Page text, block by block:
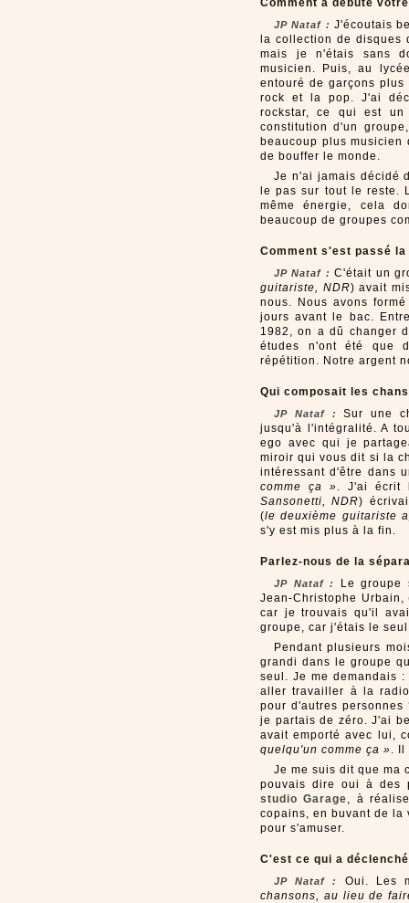
Comment a débuté
JP Nataf : J'écoutais
la collection de disques
mais je n'étais sans
musicien. Puis, au
entouré de garçons
rock et la pop. J'ai
rockstar, ce qui est un
constitution d'un
beaucoup plus
de bouffer le monde.
Je n'ai jamais décidé
le pas sur tout le reste.
même énergie, cela
beaucoup de groupes
Comment s'est passé
JP Nataf : C'était un
guitariste, NDR) avait
nous. Nous avons
jours avant le bac.
1982, on a dû changer
études n'ont été que
répétition. Notre argent
Qui composait les
JP Nataf :
Sur une
jusqu'à l'intégralité. A
ego avec qui je
miroir qui vous dit si la
intéressant d'être dans
comme ça ». J'ai écrit
Sansonetti, NDR)
(le deuxième guitariste
s'y est mis plus à la fin.
Parlez-nous de la
JP Nataf :
Le
Jean-Christophe
car je trouvais qu'il
groupe, car j'étais le
Pendant plusieurs
grandi dans le groupe
seul. Je me demandais
aller travailler à la
pour d'autres
je partais de zéro. J'ai
avait emporté avec lui,
quelqu'un comme ça ». Il
Je me suis dit que ma
pouvais dire oui à des
studio Garage, à
copains, en buvant de
pour s'amuser.
C'est ce qui a
JP Nataf :
Oui. Les
chansons, au lieu de